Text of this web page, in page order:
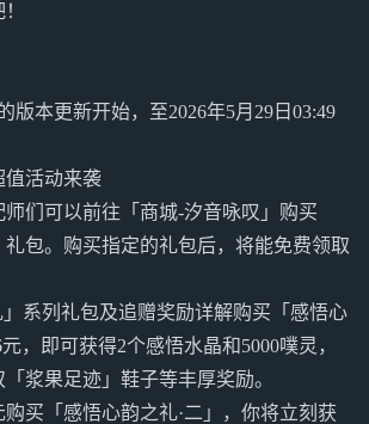
版本更新开始，至2026年5月29日03:49
值活动来袭
们可以前往「商城-汐音咏叹」购买
礼包。购买指定的礼包后，将能免费领取
系列礼包及追赠奖励详解购买「感悟心
，即可获得2个感悟水晶和5000噗灵，
浆果足迹」鞋子等丰厚奖励。
买「感悟心韵之礼·二」，你将立刻获